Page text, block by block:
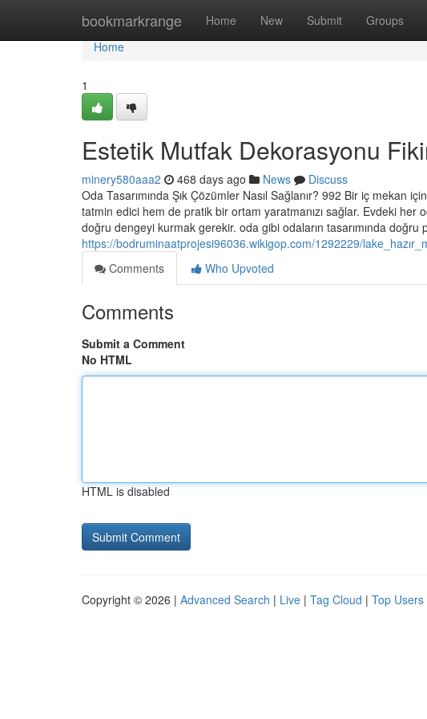
bookmarkrange Home New Submit Groups
Home
Home
1
Estetik Mutfak Dekorasyonu
minery580aaa2 468 days ago News
Discuss
Oda Tasarımında Şık Çözümler Nasıl Sağlanır? 992 Bir iç mekan
tatmin edici hem de pratik bir ortam yaratmanızı sağlar. Evdeki her
doğru dengeyi kurmak gerekir. oda gibi odaların tasarımında doğru
https://bodruminaatprojesi96036.wikigop.com/1292229/
Comments
Who Upvoted
Comments
Submit a Comment
No HTML
HTML is disabled
Copyright © 2026 | Advanced Search | Live | Tag Cloud | Top Users